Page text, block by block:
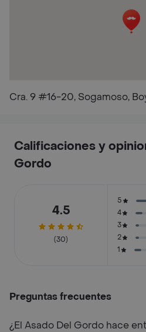
Cra. 9 #16-20, Sogamoso,
Calificaciones y
Gordo
4.5
(30)
5
4
3
2
1
Preguntas frecuentes
¿El Asado Del Gordo hace